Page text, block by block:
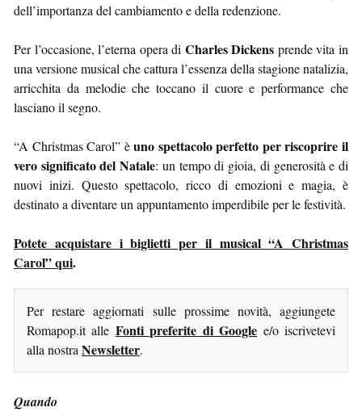
dell’importanza del cambiamento e della redenzione.
Per l’occasione, l’eterna opera di Charles Dickens prende vita in
una versione musical che cattura l’essenza della stagione natalizia,
arricchita da melodie che toccano il cuore e performance che
lasciano il segno.
“A Christmas Carol” èuno spettacolo perfetto per riscoprire il
vero significato del Natale: un tempo di gioia, di generosità e di
nuovi inizi. Questo spettacolo, ricco di emozioni e magia, è
destinato a diventare un appuntamento imperdibile per le festività.
Potete acquistare i biglietti per il musical “A Christmas
Carol” qui.
Per restare aggiornati sulle prossime novità, aggiungete
Romapop.it alle Fonti preferite di Google e/o iscrivetevi
alla nostra Newsletter.
Quando